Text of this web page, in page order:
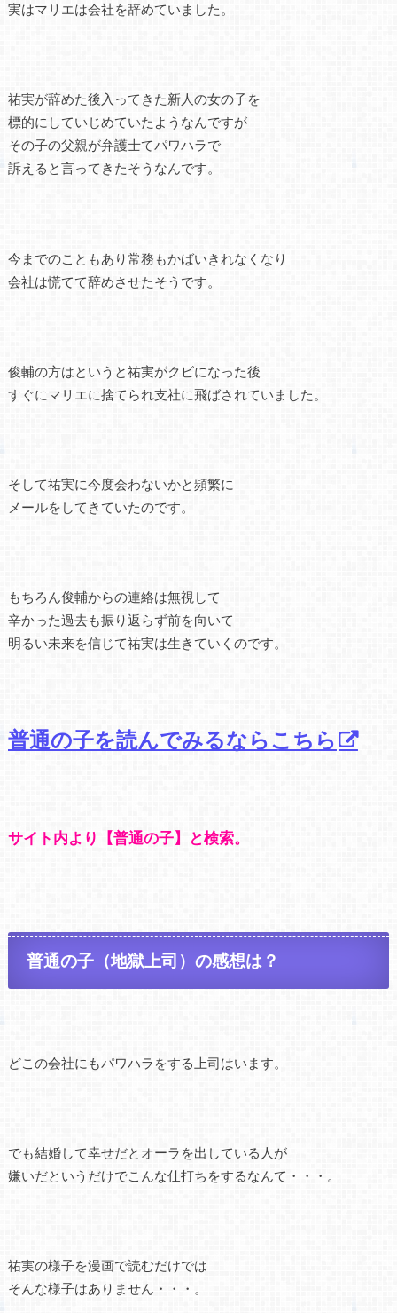
実はマリエは会社を辞めていました。
祐実が辞めた後入ってきた新人の女の子を
標的にしていじめていたようなんですが
その子の父親が弁護士てパワハラで
訴えると言ってきたそうなんです。
今までのこともあり常務もかばいきれなくなり
会社は慌てて辞めさせたそうです。
俊輔の方はというと祐実がクビになった後
すぐにマリエに捨てられ支社に飛ばされていました。
そして祐実に今度会わないかと頻繁に
メールをしてきていたのです。
もちろん俊輔からの連絡は無視して
辛かった過去も振り返らず前を向いて
明るい未来を信じて祐実は生きていくのです。
普通の子を読んでみるならこちら
サイト内より【普通の子】と検索。
普通の子（地獄上司）の感想は？
どこの会社にもパワハラをする上司はいます。
でも結婚して幸せだとオーラを出している人が
嫌いだというだけでこんな仕打ちをするなんて・・・。
祐実の様子を漫画で読むだけでは
そんな様子はありません・・・。